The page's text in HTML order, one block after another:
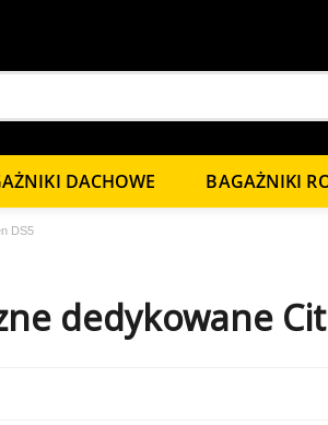
DACHOWE BAGAŻNIKI
DS5
dedykowane